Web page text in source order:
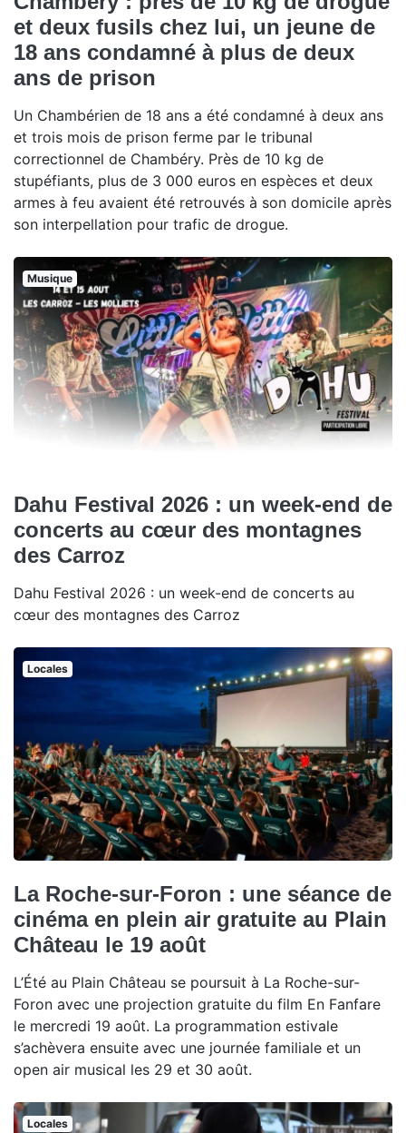
et deux fusils chez lui, un jeune de
18 ans condamné à plus de deux
ans de prison
Un Chambérien de 18 ans a été condamné à deux ans
et trois mois de prison ferme par le tribunal
correctionnel de Chambéry. Près de 10 kg de
stupéfiants, plus de 3 000 euros en espèces et deux
armes à feu avaient été retrouvés à son domicile après
son interpellation pour trafic de drogue.
Musique
Dahu Festival 2026 : un week-end de
concerts au cœur des montagnes
des Carroz
Dahu Festival 2026 : un week-end de concerts au
cœur des montagnes des Carroz
Locales
La Roche-sur-Foron : une séance de
cinéma en plein air gratuite au Plain
Château le 19 août
L’Été au Plain Château se poursuit à La Roche-sur-
Foron avec une projection gratuite du film En Fanfare
le mercredi 19 août. La programmation estivale
s’achèvera ensuite avec une journée familiale et un
open air musical les 29 et 30 août.
Locales